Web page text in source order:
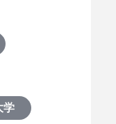
学